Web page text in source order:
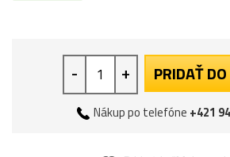
- + PRIDAŤ
Nákup po telefóne +421